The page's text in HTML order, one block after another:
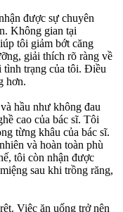
được sự chuyên
Không gian tại
tôi giảm bớt căng
giải thích rõ ràng về
tình trạng của tôi. Điều
hơn.
hầu như không đau
cao của bác sĩ. Tôi
từng khâu của bác sĩ.
và hoàn toàn phù
tôi còn nhận được
sau khi trồng răng,
Việc ăn uống trở nên